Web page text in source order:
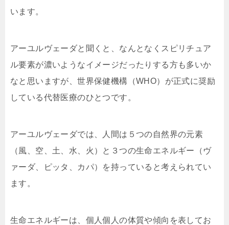
います。
アーユルヴェーダと聞くと、なんとなくスピリチュア
ル要素が濃いようなイメージだったりする方も多いか
なと思いますが、世界保健機構（WHO）が正式に奨励
している代替医療のひとつです。
アーユルヴェーダでは、人間は５つの自然界の元素
（風、空、土、水、火）と３つの生命エネルギー（ヴ
ァーダ、ピッタ、カパ）を持っていると考えられてい
ます。
生命エネルギーは、個人個人の体質や傾向を表してお